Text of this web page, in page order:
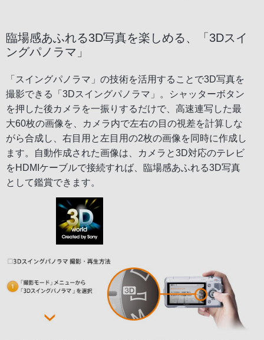
臨場感あふれる3D写真を楽しめる、「3Dスイ
ングパノラマ」
「スイングパノラマ」の技術を活用することで3D写真を
撮影できる「3Dスイングパノラマ」。シャッターボタン
を押した後カメラを一振りするだけで、高速連写した最
大60枚の画像を、カメラ内で左右の目の視差を計算しな
がら合成し、右目用と左目用の2枚の画像を同時に作成し
ます。自動作成された画像は、カメラと3D対応のテレビ
をHDMIケーブルで接続すれば、臨場感あふれる3D写真
として鑑賞できます。